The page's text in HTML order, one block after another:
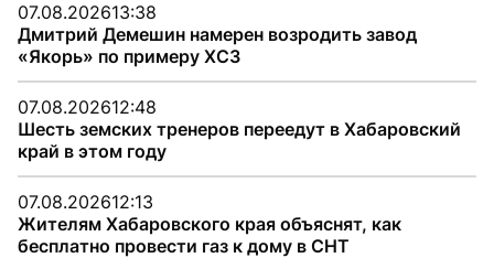
07.08.202613:38
Дмитрий Демешин намерен возродить завод
«Якорь» по примеру ХСЗ
07.08.202612:48
Шесть земских тренеров переедут в Хабаровский
край в этом году
07.08.202612:13
Жителям Хабаровского края объяснят, как
бесплатно провести газ к дому в СНТ